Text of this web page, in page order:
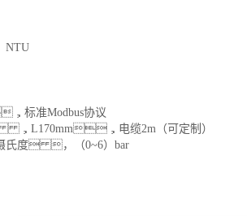
NTU
，标准Modbus协议
，L170mm，电缆2m（可定制）
氏度 ，（0~6）bar